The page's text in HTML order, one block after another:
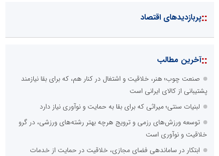
::پربازدیدهای اقتصاد
::آخرین مطالب
صنعت چوب؛ هنر، خلاقیت و اشتغال در کنار هم، که برای بقا نیازمند
پشتیبانی از کالای ایرانی است
لبنیات سنتی؛ میراثی که برای بقا به حمایت و نوآوری نیاز دارد
توسعه ورزش‌های رزمی و ترویج هرچه بهتر رشته‌های ورزشی، در گرو
خلاقیت و نوآوری است
ابتکار در ساماندهی فضای مجازی، خلاقیت در حمایت از خدمات